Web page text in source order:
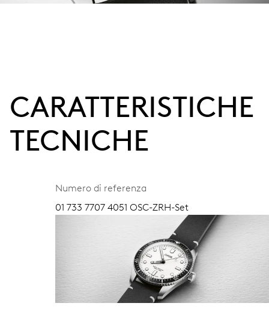
CARATTERISTICHE
TECNICHE
Numero di referenza
01 733 7707 4051 OSC-ZRH-Set